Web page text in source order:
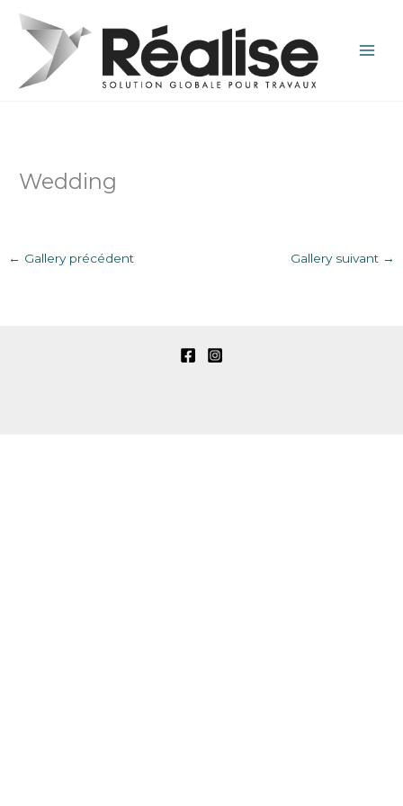
contenu
Wedding
← Gallery précédent Gallery suivant →